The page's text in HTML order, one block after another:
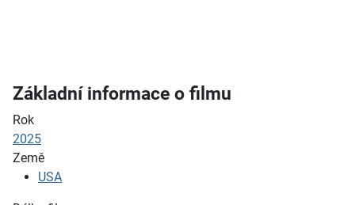
Základní informace o filmu
Rok
2025
Země
USA